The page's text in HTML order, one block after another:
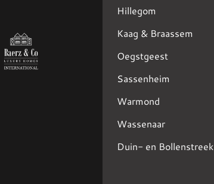
Hillegom
Kaag & Braassem
Oegstgeest
Sassenheim
Warmond
Wassenaar
Duin- en Bollenstreek